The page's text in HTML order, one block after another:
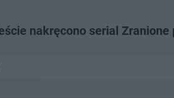
nakręcono serial Zranione